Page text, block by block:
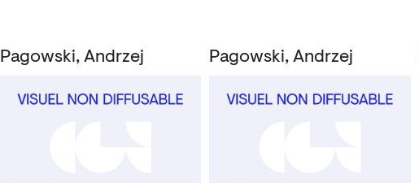
Pagowski, Andrzej Pagowski, Andrzej